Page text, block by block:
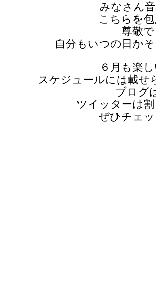
みなさん
こちらを
尊敬
自分もいつの日か
６月も楽
スケジュールには載
ブログ
ツイッターは
ぜひチェ